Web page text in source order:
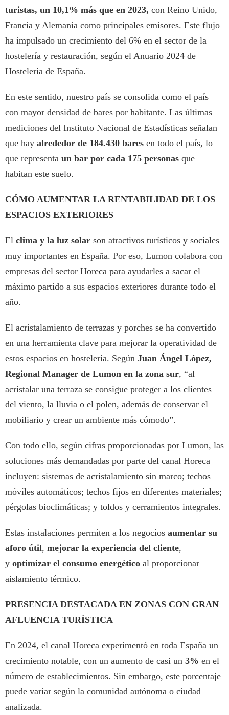
turistas, un 10,1% más que en 2023, con Reino Unido,
Francia y Alemania como principales emisores. Este flujo
ha impulsado un crecimiento del 6% en el sector de la
hostelería y restauración, según el Anuario 2024 de
Hostelería de España.
En este sentido, nuestro país se consolida como el país
con mayor densidad de bares por habitante. Las últimas
mediciones del Instituto Nacional de Estadísticas señalan
que hay alrededor de 184.430 bares en todo el país, lo
que representa un bar por cada 175 personas que
habitan este suelo.
CÓMO AUMENTAR LA RENTABILIDAD DE LOS
ESPACIOS EXTERIORES
El clima y la luz solar son atractivos turísticos y sociales
muy importantes en España. Por eso, Lumon colabora con
empresas del sector Horeca para ayudarles a sacar el
máximo partido a sus espacios exteriores durante todo el
año.
El acristalamiento de terrazas y porches se ha convertido
en una herramienta clave para mejorar la operatividad de
estos espacios en hostelería. Según Juan Ángel López,
Regional Manager de Lumon en la zona sur, “al
acristalar una terraza se consigue proteger a los clientes
del viento, la lluvia o el polen, además de conservar el
mobiliario y crear un ambiente más cómodo”.
Con todo ello, según cifras proporcionadas por Lumon, las
soluciones más demandadas por parte del canal Horeca
incluyen: sistemas de acristalamiento sin marco; techos
móviles automáticos; techos fijos en diferentes materiales;
pérgolas bioclimáticas; y toldos y cerramientos integrales.
Estas instalaciones permiten a los negocios aumentar su
aforo útil, mejorar la experiencia del cliente,
y optimizar el consumo energético al proporcionar
aislamiento térmico.
PRESENCIA DESTACADA EN ZONAS CON GRAN
AFLUENCIA TURÍSTICA
En 2024, el canal Horeca experimentó en toda España un
crecimiento notable, con un aumento de casi un 3% en el
número de establecimientos. Sin embargo, este porcentaje
puede variar según la comunidad autónoma o ciudad
analizada.